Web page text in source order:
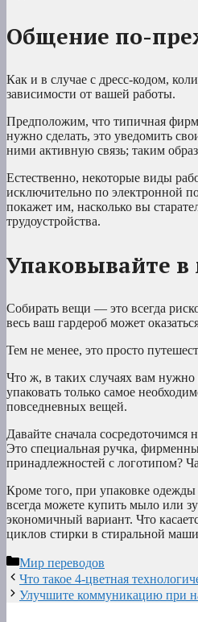
Общение по-
Как и в случае с дресс-кодом,
зависимости от вашей работы.
Предположим, что типичная
нужно сделать, это уведомить
ними активную связь; таким
Естественно, некоторые виды
исключительно по электронной
покажет им, насколько вы
трудоустройства.
Упаковывайте в
Собирать вещи — это всегда
весь ваш гардероб может
Тем не менее, это просто
Что ж, в таких случаях вам
упаковать только самое
повседневных вещей.
Давайте сначала сосредоточимся
Это специальная ручка,
принадлежностей с логотипом?
Кроме того, при упаковке
всегда можете купить мыло или
экономичный вариант. Что
циклов стирки в стиральной
Рубрики
Мир переводов
Что такое 4-цветная
Улучшите коммуникацию при